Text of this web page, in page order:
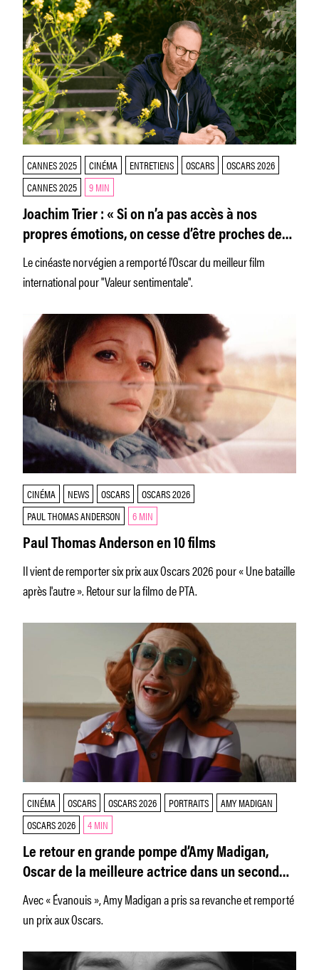
CANNES 2025 CINÉMA ENTRETIENS OSCARS
OSCARS 2026
CANNES 2025
9 MIN
Joachim Trier : « Si on n’a pas accès à nos
propres émotions, on cesse d’être proches de
nous-mêmes et donc des autres »
Le cinéaste norvégien a remporté l'Oscar du meilleur film
international pour "Valeur sentimentale".
CINÉMA NEWS OSCARS
OSCARS 2026
PAUL THOMAS ANDERSON
6 MIN
Paul Thomas Anderson en 10 films
Il vient de remporter six prix aux Oscars 2026 pour « Une bataille
après l'autre ». Retour sur la filmo de PTA.
CINÉMA OSCARS OSCARS 2026 PORTRAITS
AMY MADIGAN
OSCARS 2026
4 MIN
Le retour en grande pompe d’Amy Madigan,
Oscar de la meilleure actrice dans un second
rôle
Avec « Évanouis », Amy Madigan a pris sa revanche et remporté
un prix aux Oscars.